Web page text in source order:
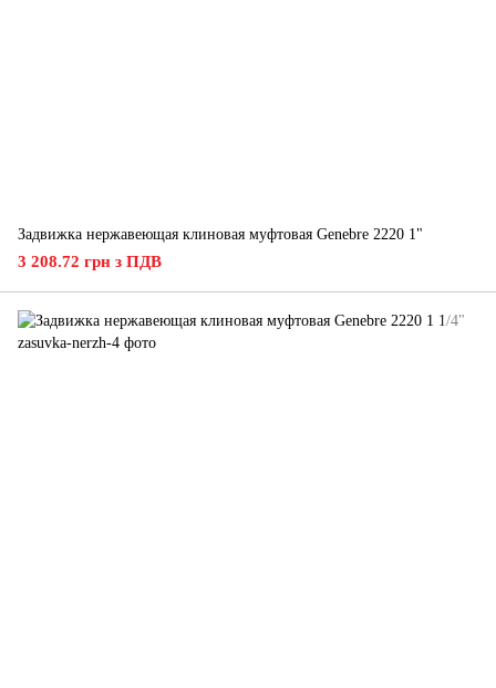
Задвижка нержавеющая клиновая муфтовая Genebre 2220 1"
3 208.72 грн з ПДВ